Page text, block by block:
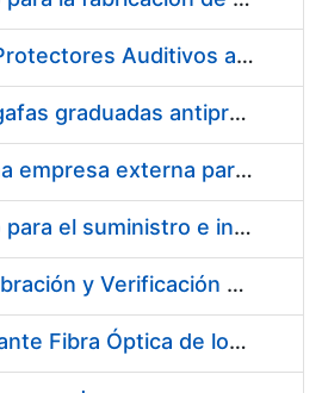
Suministro de Protectores Auditivos a medida para las personas trabajadoras de los Centros de Trabajo de Madrid y Burgos
Suministro de gafas graduadas antiproyecciones para los trabajadores de la FNMT-RCM en los centros de trabajo de Madrid y Burgos
Servicios de una empresa externa para el asesoramiento y resolución de los recursos de alzada que se presentan relacionados con procesos de selección para la FNMT-RCM
Acuerdo marco para el suministro e instalación de persianas, estores y otros complementos
Servicio de Calibración y Verificación Externa de los Equipos de Medición del Servicio de Prevención de la FNMT-RCM
Conexión mediante Fibra Óptica de los Centros de Proceso de Datos (CPDs) de las sedes de la FNMT-RCM de Burgos y Madrid